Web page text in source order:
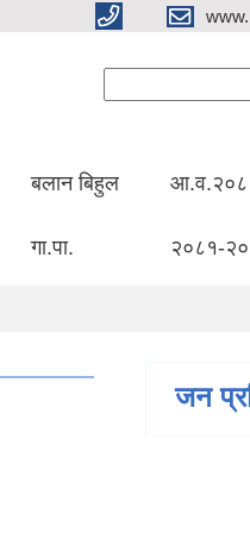
बलान बिहुल
गा.पा. २०८१-
जन